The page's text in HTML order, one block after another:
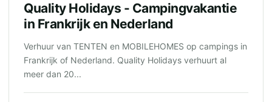
Quality Holidays - Campingvakantie
in Frankrijk en Nederland
Verhuur van TENTEN en MOBILEHOMES op campings in
Frankrijk of Nederland. Quality Holidays verhuurt al
meer dan 20...